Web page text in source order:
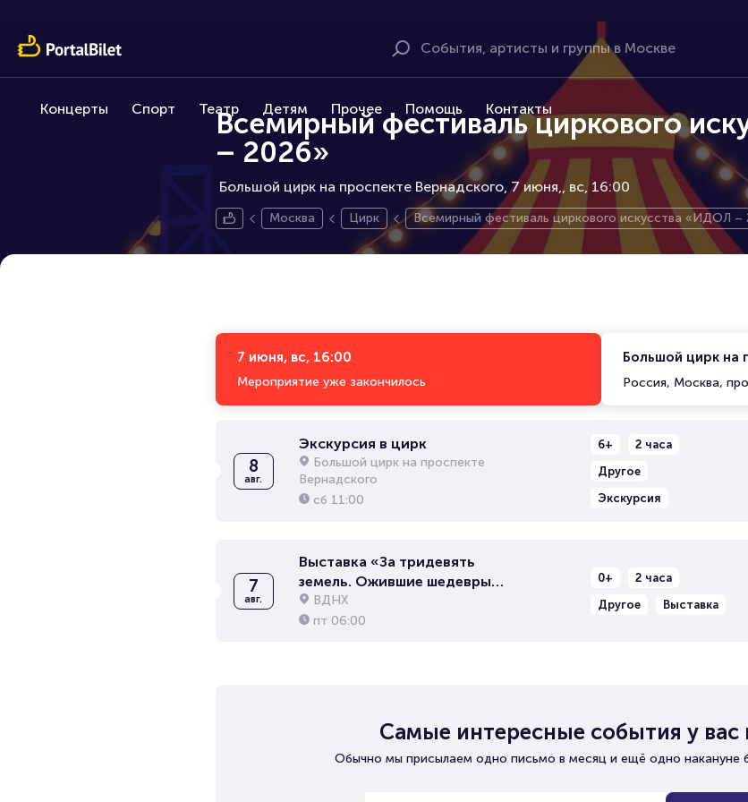
Концерты Спорт Театр Детям Прочее Помощь Контакты
Всемирный фестиваль циркового
– 2026»
Большой цирк на проспекте Вернадского, 7 июня, вс, 16:00
Москва Цирк Всемирный фестиваль циркового искусства «ИДОЛ –
7 июня, вс, 16:00
Мероприятие уже закончилось
Большой цирк на
Россия, Москва,
8
авг.
Экскурсия в цирк
Большой цирк на проспекте
Вернадского
сб 11:00
6+
2 часа
Другое
Экскурсия
7
авг.
Выставка «За тридевять
земель. Ожившие шедевры
русской живописи»
ВДНХ
пт 06:00
0+
2 часа
Другое
Выставка
Самые интересные события у вас
Обычно мы присылаем одно письмо в месяц и ещё одно накануне